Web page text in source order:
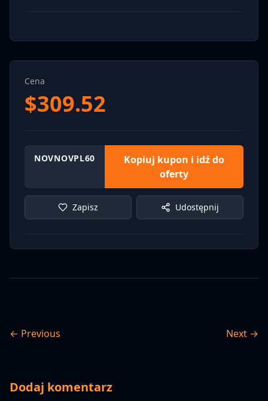
Cena
$309.52
NOVNOVPL60
Kopiuj kupon i idź do
oferty
Zapisz Udostępnij
← Previous Next →
Dodaj komentarz